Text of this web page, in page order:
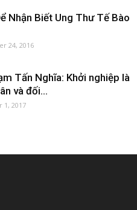
Nhận Biết Ung Thư Tế Bào
24, 2016
Tấn Nghĩa: Khởi nghiệp là
và đối...
1, 2017